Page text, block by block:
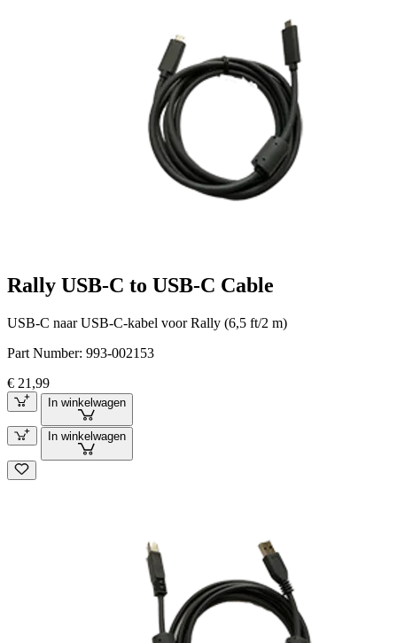
Rally USB-C to USB-C Cable
USB-C naar USB-C-kabel voor Rally (6,5 ft/2 m)
Part Number: 993-002153
€ 21,99
In winkelwagen
In winkelwagen